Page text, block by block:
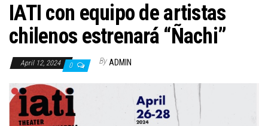
IATI con equipo de artistas
chilenos estrenará “Ñachi”
April 12, 2024 0 By ADMIN